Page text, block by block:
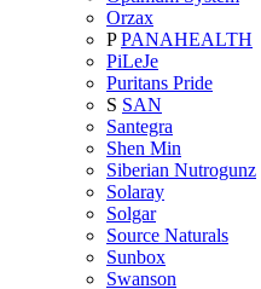
Orzax
P PANAHEALTH
PiLeJe
Puritans Pride
S SAN
Santegra
Shen Min
Siberian Nutrogunz
Solaray
Solgar
Source Naturals
Sunbox
Swanson